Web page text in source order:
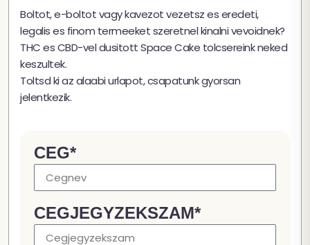
Boltot, e-boltot vagy kavezot vezetsz es eredeti,
legalis es finom termeeket szeretnel kinalni vevoidnek?
THC es CBD-vel dusitott Space Cake tolcsereink neked
keszultek.
Toltsd ki az alaabi urlapot, csapatunk gyorsan
jelentkezik.
CEG*
CEGJEGYZEKSZAM*